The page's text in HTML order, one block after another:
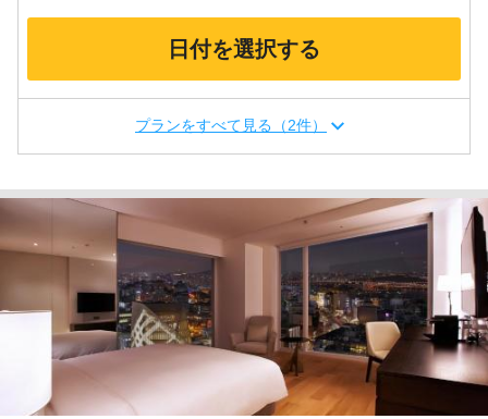
日付を選択する
プランをすべて見る（2件）